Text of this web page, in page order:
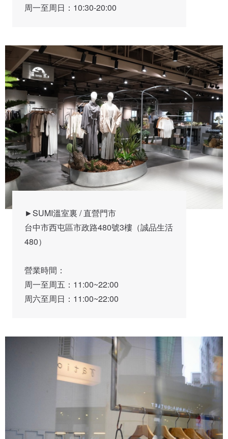
周一至周日：10:30-20:00
►SUMI溫室裏 / 直營門市
台中市西屯區市政路480號3樓（誠品生活
480）
營業時間：
周一至周五：11:00~22:00
周六至周日：11:00~22:00